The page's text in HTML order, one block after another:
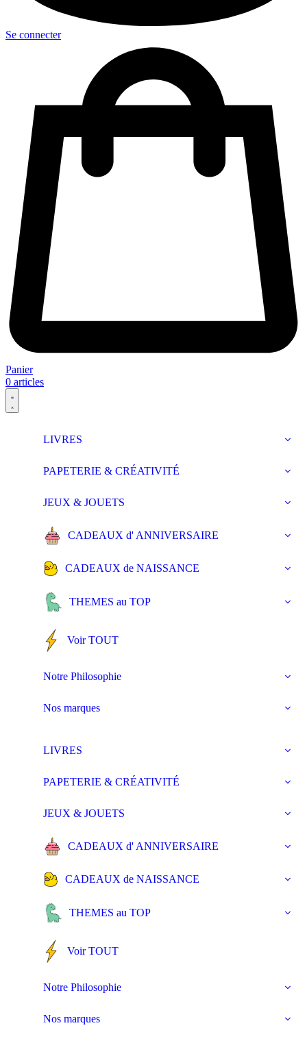
Se connecter
Panier
0 articles
LIVRES
PAPETERIE & CRÉATIVITÉ
JEUX & JOUETS
CADEAUX d' ANNIVERSAIRE
CADEAUX de NAISSANCE
THEMES au TOP
Voir TOUT
Notre Philosophie
Nos marques
LIVRES
PAPETERIE & CRÉATIVITÉ
JEUX & JOUETS
CADEAUX d' ANNIVERSAIRE
CADEAUX de NAISSANCE
THEMES au TOP
Voir TOUT
Notre Philosophie
Nos marques